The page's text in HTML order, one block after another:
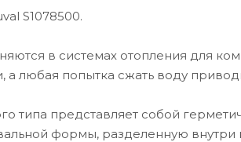
S1078500.
в системах отопления для
а любая попытка сжать воду
типа представляет собой
формы, разделенную